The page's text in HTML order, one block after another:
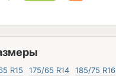
R15 175/65 R14 185/75 R16